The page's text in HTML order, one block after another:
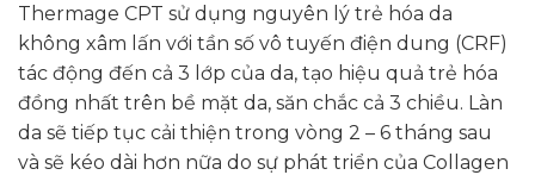
Thermage CPT sử dụng nguyên lý trẻ hóa da
không xâm lấn với tần số vô tuyến điện dung (CRF)
tác động đến cả 3 lớp của da, tạo hiệu quả trẻ hóa
đồng nhất trên bề mặt da, săn chắc cả 3 chiều. Làn
da sẽ tiếp tục cải thiện trong vòng 2 – 6 tháng sau
và sẽ kéo dài hơn nữa do sự phát triển của Collagen